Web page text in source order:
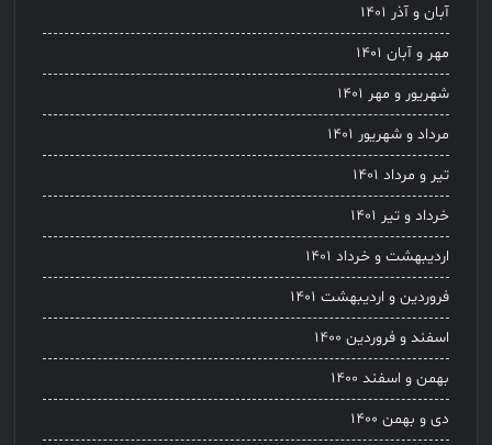
آبان و آذر ۱۴۰۱
مهر و آبان ۱۴۰۱
شهریور و مهر ۱۴۰۱
مرداد و شهریور ۱۴۰۱
تیر و مرداد ۱۴۰۱
خرداد و تیر ۱۴۰۱
اردیبهشت و خرداد ۱۴۰۱
فروردین و اردیبهشت ۱۴۰۱
اسفند و فروردین ۱۴۰۰
بهمن و اسفند ۱۴۰۰
دی و بهمن ۱۴۰۰